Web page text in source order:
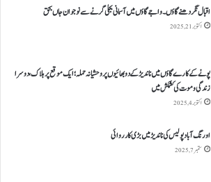
اقبال نگر دھنےگاؤں۔ واجےگاؤں میں آسمانی بجلی گرنے سے نوجوان جاں بحق
اکتوبر 21, 2025
پونے کے کارےگاؤں میں ناندیڑ کے دو بھائیوں پر وحشیانہ حملہ؛ ایک موقع پر ہلاک، دوسرا
زندگی و موت کی کشمکش میں
اکتوبر 4, 2025
اورنگ آباد پولیس کی ناندیڑ میں بڑی کارروائی
ستمبر 7, 2025